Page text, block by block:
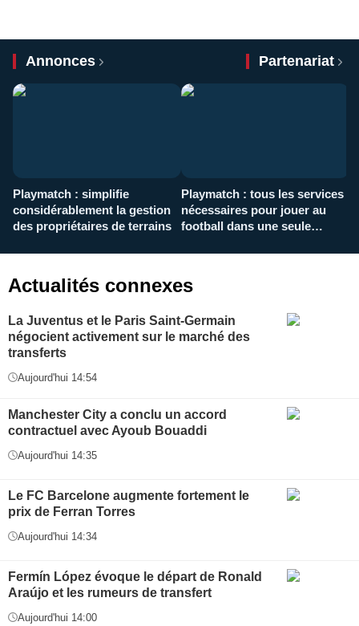
Annonces Partenariat
Playmatch : simplifie
considérablement la gestion
des propriétaires de terrains
Playmatch : tous les services
nécessaires pour jouer au
football dans une seule
Actualités connexes
La Juventus et le Paris Saint-Germain
négocient activement sur le marché des
transferts
Aujourd'hui 14:54
Manchester City a conclu un accord
contractuel avec Ayoub Bouaddi
Aujourd'hui 14:35
Le FC Barcelone augmente fortement le
prix de Ferran Torres
Aujourd'hui 14:34
Fermín López évoque le départ de Ronald
Araújo et les rumeurs de transfert
Aujourd'hui 14:00